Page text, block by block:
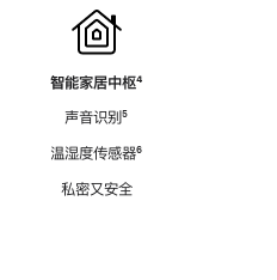
智能家居中枢脚
⁴
声音识别脚
⁵
温湿度传感器脚
⁶
私密又安全